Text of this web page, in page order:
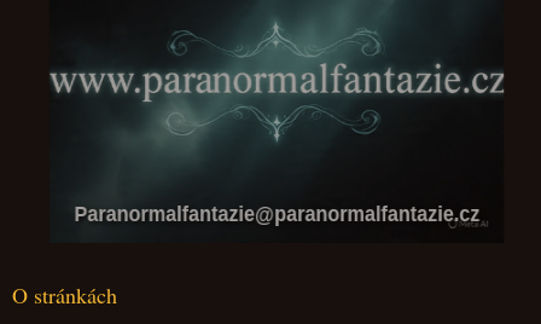
Paranormalfantazie@paranormalfantazie.cz
O stránkách